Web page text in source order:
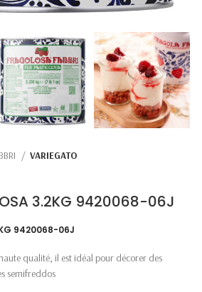
VARIEGATO
3.2KG 9420068-06J
9420068-06J
qualité, il est idéal pour décorer des
semifreddos